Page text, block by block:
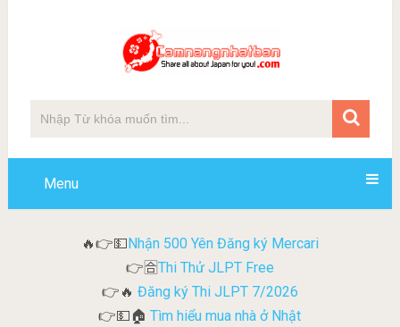
Menu
🔥👉💵Nhận 500 Yên Đăng ký Mercari
👉🈴Thi Thử JLPT Free
👉🔥 Đăng ký Thi JLPT 7/2026
👉💵🏠Tìm hiểu mua nhà ở Nhật